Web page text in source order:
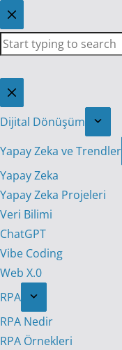
Skip
to
content
No
results
Dijital Dönüşüm
Yapay Zeka ve Trendler
Yapay Zeka
Yapay Zeka Projeleri
Veri Bilimi
ChatGPT
Vibe Coding
Web X.0
RPA
RPA Nedir
RPA Örnekleri